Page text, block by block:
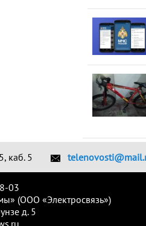
каб. 5
03
(ООО «Электросвязь»)
д. 5